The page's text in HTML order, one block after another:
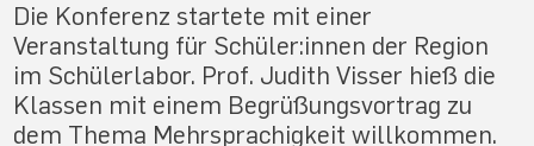
Die Konferenz startete mit einer
Veranstaltung für Schüler:innen der Region
im Schülerlabor. Prof. Judith Visser hieß die
Klassen mit einem Begrüßungsvortrag zu
dem Thema Mehrsprachigkeit willkommen.